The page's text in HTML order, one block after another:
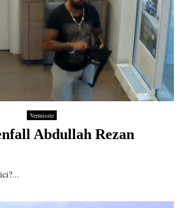
Vermisste
Abdullah Rezan